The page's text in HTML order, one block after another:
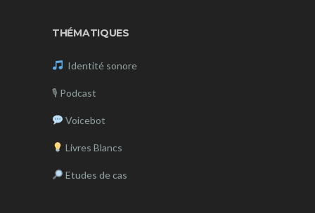
THÉMATIQUES
Identité sonore
🎙 Podcast
Voicebot
Livres Blancs
Etudes de cas